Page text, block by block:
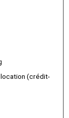
location (crédit-